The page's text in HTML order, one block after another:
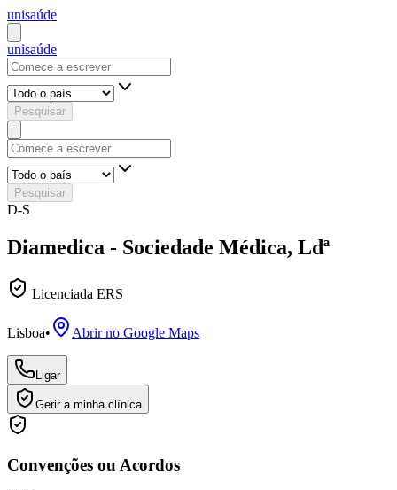
unisaúde
unisaúde
Pesquisar
Pesquisar
D-S
Diamedica - Sociedade Médica, Ldª
Licenciada ERS
Lisboa• Abrir no Google Maps
Ligar
Gerir a minha clínica
Convenções ou Acordos